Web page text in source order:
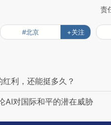
责
#北京 +关注
利，还能挺多久？
AI对国际和平的潜在威胁